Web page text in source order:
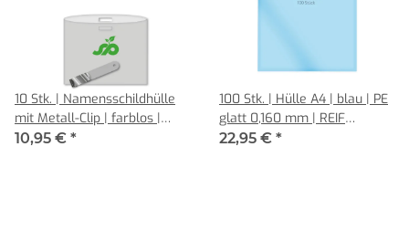
10 Stk. | Namensschildhülle
mit Metall-Clip | farblos |
Green-PE glatt 0,130 mm |
10,95 € *
100 Stk. | Hülle A4 | blau | PE
glatt 0,160 mm | REIF
Hamburg
22,95 € *